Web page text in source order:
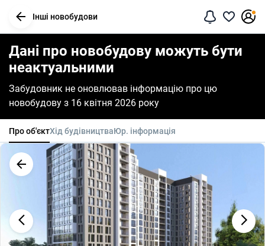
Інші новобудови
Дані про новобудову можуть бути
неактуальними
Забудовник не оновлював інформацію про цю
новобудову з 16 квітня 2026 року
Про об'єктХід будівництваЮр. інформація